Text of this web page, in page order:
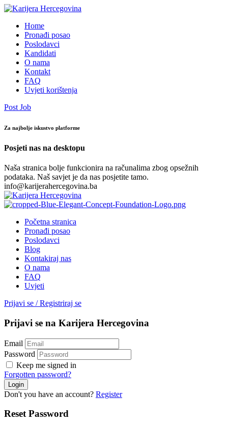
Home
Pronađi posao
Poslodavci
Kandidati
O nama
Kontakt
FAQ
Uvjeti korištenja
Post Job
Za najbolje iskustvo platforme
Posjeti nas na desktopu
Naša stranica bolje funkcionira na računalima zbog opsežnih
podataka. Naš savjet je da nas posjetite tamo.
info@karijerahercegovina.ba
Početna stranica
Pronađi posao
Poslodavci
Blog
Kontakiraj nas
O nama
FAQ
Uvjeti
Prijavi se / Registriraj se
Prijavi se na Karijera Hercegovina
Email
Password
Keep me signed in
Forgotten password?
Don't you have an account? Register
Reset Password